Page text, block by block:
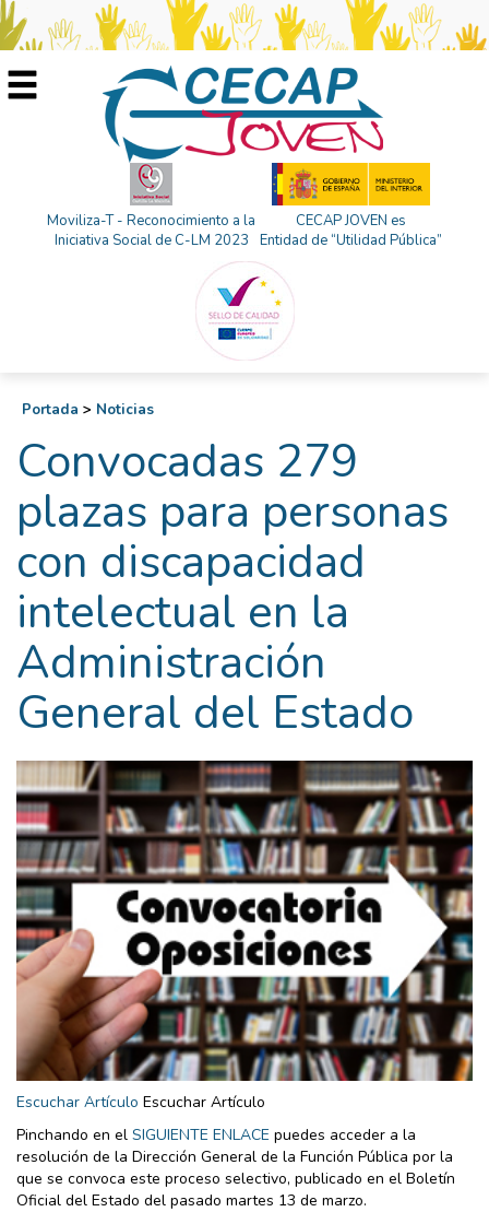
Moviliza-T - Reconocimiento a la
Iniciativa Social de C-LM 2023
CECAP JOVEN es
Entidad de “Utilidad Pública”
Portada > Noticias
Convocadas 279
plazas para personas
con discapacidad
intelectual en la
Administración
General del Estado
Escuchar Artículo Escuchar Artículo
Pinchando en el SIGUIENTE ENLACE puedes acceder a la
resolución de la Dirección General de la Función Pública por la
que se convoca este proceso selectivo, publicado en el Boletín
Oficial del Estado del pasado martes 13 de marzo.